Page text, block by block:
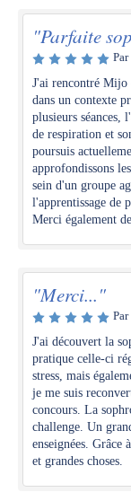
"Parfaite
J'ai rencontré Mijo
dans un contexte
plusieurs séances,
de respiration et
poursuis
approfondissons
sein d'un groupe
l'apprentissage de
Merci également
"Merci..."
J'ai découvert la
pratique celle-ci
stress, mais
je me suis
concours. La
challenge. Un
enseignées.
et grandes choses.